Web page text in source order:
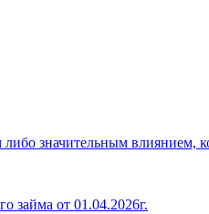
либо значительным
займа от 01.04.2026г.